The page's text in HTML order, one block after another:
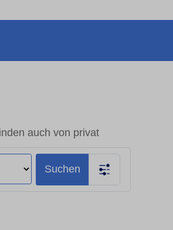
auch von privat
Suchen